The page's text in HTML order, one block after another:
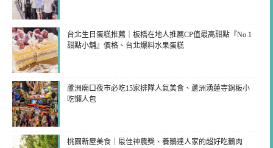
台北生日蛋糕推薦｜板橋在地人推薦CP值最高甜點『No.1
甜點小舖』價格、台北爆料水果蛋糕
蘆洲廟口夜市必吃15家排隊人氣美食、蘆洲湧蓮寺銅板小
吃懶人包
桃園新屋美食｜最佳神農獎、養鵝達人家的超好吃鵝肉